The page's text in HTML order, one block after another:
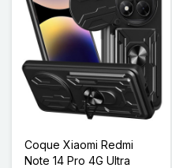
Coque Xiaomi Redmi
Note 14 Pro 4G Ultra